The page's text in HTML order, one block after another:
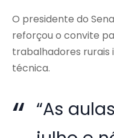
O presidente do
reforçou o convite
trabalhadores rurais
técnica.
“As